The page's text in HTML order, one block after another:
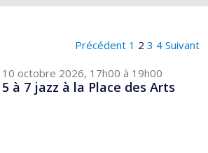
Précédent 1 2 3 4 Suivant
10 octobre 2026, 17h00 à 19h00
5 à 7 jazz à la Place des Arts